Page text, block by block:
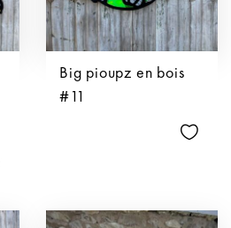
Big pioupz en bois
#11